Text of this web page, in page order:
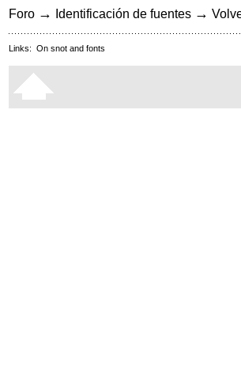
Foro → Identificación de fuentes →
Links: On snot and fonts